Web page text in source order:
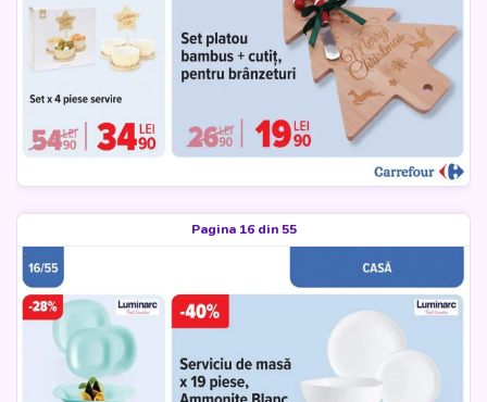
Pagina 16 din 55